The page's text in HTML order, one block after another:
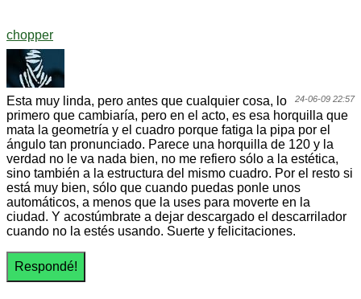
chopper
24-06-09 22:57
Esta muy linda, pero antes que cualquier cosa, lo
primero que cambiaría, pero en el acto, es esa horquilla que
mata la geometría y el cuadro porque fatiga la pipa por el
ángulo tan pronunciado. Parece una horquilla de 120 y la
verdad no le va nada bien, no me refiero sólo a la estética,
sino también a la estructura del mismo cuadro. Por el resto si
está muy bien, sólo que cuando puedas ponle unos
automáticos, a menos que la uses para moverte en la
ciudad. Y acostúmbrate a dejar descargado el descarrilador
cuando no la estés usando. Suerte y felicitaciones.